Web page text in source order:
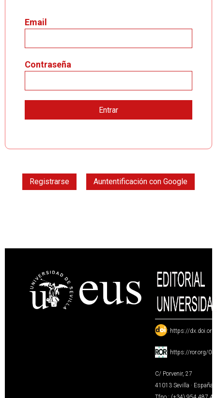
Email
Contraseña
Registrarse Auntentificación con Google
: https://
: https://ror.org/
C/ Porvenir, 27
41013 Sevilla · España